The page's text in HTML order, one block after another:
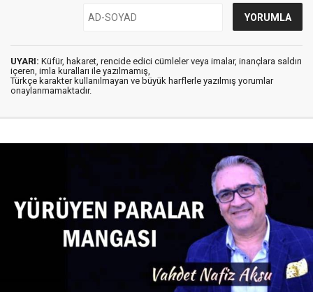
UYARI: Küfür, hakaret, rencide edici cümleler veya imalar, inançlara saldırı
içeren, imla kuralları ile yazılmamış,
Türkçe karakter kullanılmayan ve büyük harflerle yazılmış yorumlar
onaylanmamaktadır.